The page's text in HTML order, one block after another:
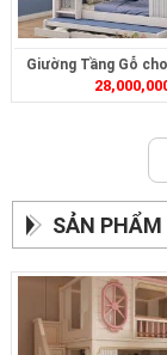
Giường Tầng Gỗ
SẢN PHẨM